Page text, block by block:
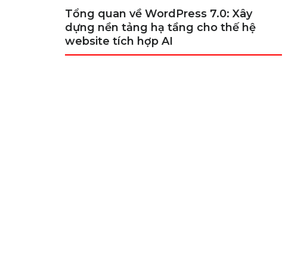
Tổng quan về WordPress 7.0: Xây
dựng nền tảng hạ tầng cho thế hệ
website tích hợp AI